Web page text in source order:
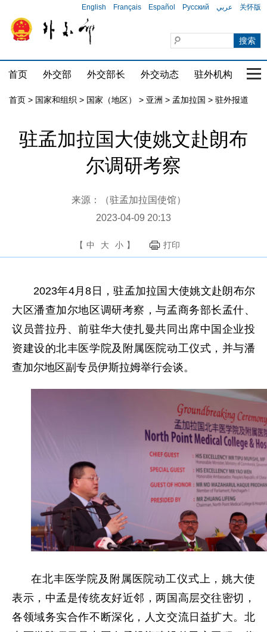
English Français Español Русский عربي 关怀版
首页 外交部 外交部长 外交动态 驻外机构 国
首页 > 国家和组织 > 国家（地区） > 亚洲 > 孟加拉国 > 驻外报道
驻孟加拉国大使姚文赴朗布
尔调研考察
来源：（驻孟加拉国使馆）
2023-04-09 20:13
【 中 大 小 】 打印
2023年4月8日，驻孟加拉国大使姚文赴朗布尔
大区潘查加尔地区调研考察，与孟商务部长孟什、
议员普拉丹、前驻华大使扎曼共同出席中国企业投
资建设的北丰医学院及附属医院动工仪式，并与潘
查加尔地区副专员伊斯拉姆举行会谈。
在北丰医学院及附属医院动工仪式上，姚大使
表示，中孟是传统友好近邻，两国高层交往密切，
各领域务实合作不断深化，人文交流日益扩大。北